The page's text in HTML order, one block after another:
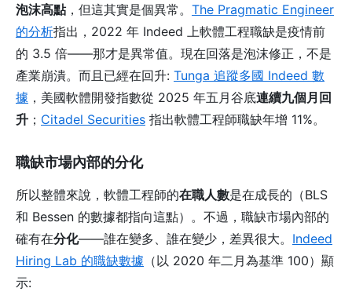
泡沫高點，但這其實是個異常。 The Pragmatic Engineer
的分析指出，2022 年 Indeed 上軟體工程職缺是疫情前
的 3.5 倍——那才是異常值。現在回落是泡沫修正，不是
產業崩潰。而且已經在回升: Tunga 追蹤多國 Indeed 數
據 ，美國軟體開發指數從 2025 年五月谷底連續九個月回
升 ； Citadel Securities 指出軟體工程師職缺年增 11%。
職缺市場內部的分化
所以整體來說，軟體工程師的在職人數是在成長的（BLS
和 Bessen 的數據都指向這點）。不過，職缺市場內部的
確有在分化——誰在變多、誰在變少，差異很大。 Indeed
Hiring Lab 的職缺數據 （以 2020 年二月為基準 100）顯
示: